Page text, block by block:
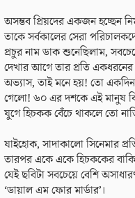
অসম্ভব প্রিয়দের একজন হচ্ছেন
তাকে সর্বকালের সেরা
প্রচুর নাম ডাক শুনেছিলাম,
দেখার আগে তার প্রতি একধরনের
অভ্যাস, তাই মনে হয়! তো
গেলো! ৬০ এর দশকে এই মানুষ
যুগে হিচকক বেঁচে থাকলে তো
যাইহোক, সাদাকালো সিনেমার
তারপর একে একে হিচককের
যেই ছবিটা সবচেয়ে বেশি
‘ডায়াল এম ফোর মার্ডার’।